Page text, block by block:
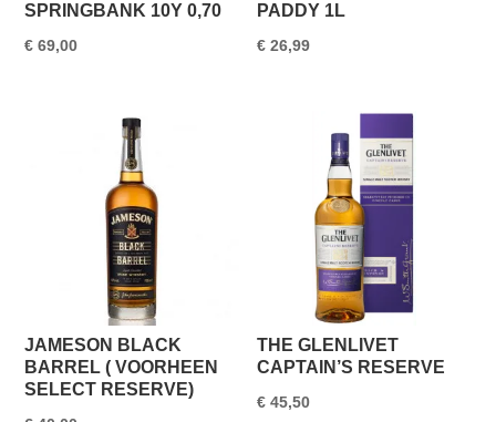
SPRINGBANK 10Y 0,70
€ 69,00
PADDY 1L
€ 26,99
JAMESON BLACK
BARREL ( VOORHEEN
SELECT RESERVE)
THE GLENLIVET
CAPTAIN’S RESERVE
€ 45,50